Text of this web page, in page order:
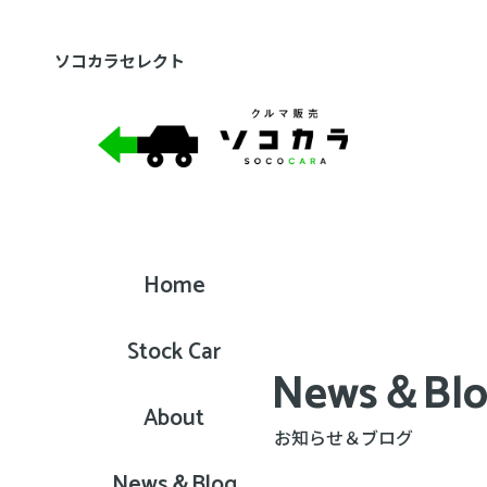
ソコカラセレクト
Home
Stock Car
About
News＆
お知らせ＆ブログ